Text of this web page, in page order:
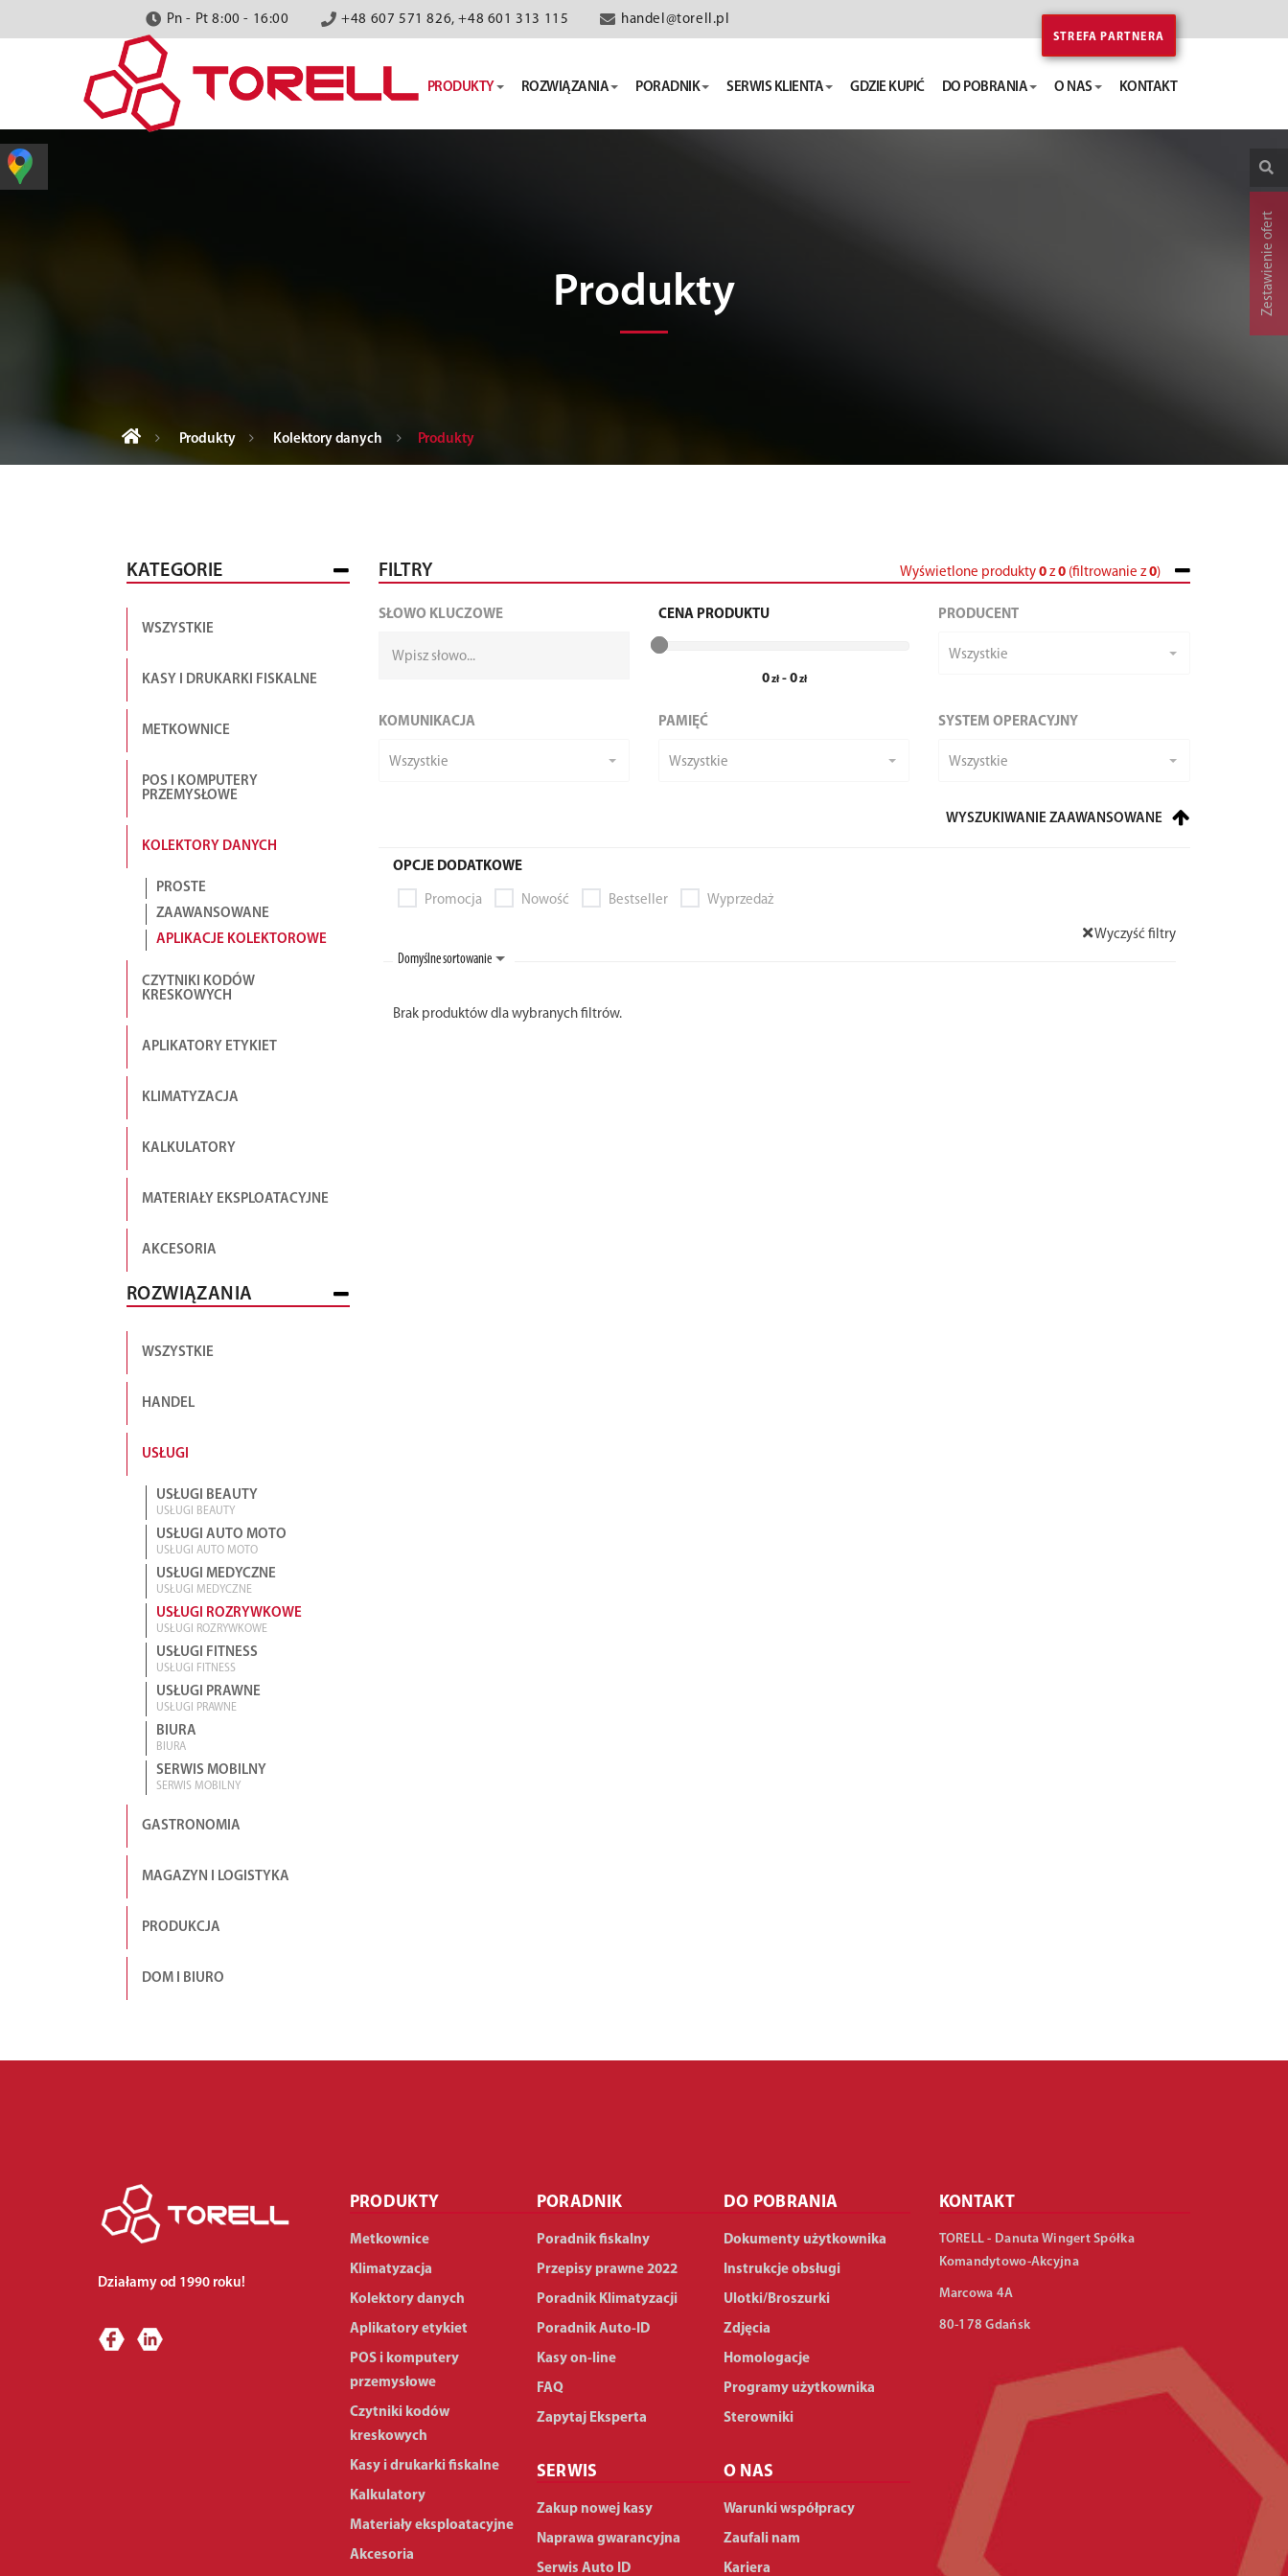
Pn - Pt 8:00 - 16:00 +48 607 571 826, +48 601 313 115 handel@torell.pl
STREFA PARTNERA
PRODUKTY ROZWIĄZANIA PORADNIK SERWIS KLIENTA GDZIE KUPIĆ DO POBRANIA O NAS KONTAKT
Produkty
Produkty Kolektory danych Produkty
KATEGORIE
WSZYSTKIE
KASY I DRUKARKI FISKALNE
METKOWNICE
POS I KOMPUTERY
PRZEMYSŁOWE
KOLEKTORY DANYCH
PROSTE
ZAAWANSOWANE
APLIKACJE KOLEKTOROWE
CZYTNIKI KODÓW
KRESKOWYCH
APLIKATORY ETYKIET
KLIMATYZACJA
KALKULATORY
MATERIAŁY EKSPLOATACYJNE
AKCESORIA
ROZWIĄZANIA
WSZYSTKIE
HANDEL
USŁUGI
USŁUGI BEAUTY
USŁUGI BEAUTY
USŁUGI AUTO MOTO
USŁUGI AUTO MOTO
USŁUGI MEDYCZNE
USŁUGI MEDYCZNE
USŁUGI ROZRYWKOWE
USŁUGI ROZRYWKOWE
USŁUGI FITNESS
USŁUGI FITNESS
USŁUGI PRAWNE
USŁUGI PRAWNE
BIURA
BIURA
SERWIS MOBILNY
SERWIS MOBILNY
GASTRONOMIA
MAGAZYN I LOGISTYKA
PRODUKCJA
DOM I BIURO
FILTRY Wyświetlone produkty 0 z0 (filtrowanie z0)
SŁOWO KLUCZOWE CENA PRODUKTU
0 - 0
PRODUCENT
Wszystkie
KOMUNIKACJA
Wszystkie
PAMIĘĆ
Wszystkie
SYSTEM OPERACYJNY
Wszystkie
WYSZUKIWANIE ZAAWANSOWANE
OPCJE DODATKOWE
Promocja Nowość Bestseller Wyprzedaż
Wyczyść filtry
Domyślne sortowanie
Brak produktów dla wybranych filtrów.
Działamy od 1990 roku!
PRODUKTY
Metkownice
Klimatyzacja
Kolektory danych
Aplikatory etykiet
POS i komputery
przemysłowe
Czytniki kodów
kreskowych
Kasy i drukarki fiskalne
Kalkulatory
Materiały eksploatacyjne
Akcesoria
PORADNIK
Poradnik fiskalny
Przepisy prawne 2022
Poradnik Klimatyzacji
Poradnik Auto-ID
Kasy on-line
FAQ
Zapytaj Eksperta
SERWIS
Zakup nowej kasy
Naprawa gwarancyjna
Serwis Auto ID
DO POBRANIA
Dokumenty użytkownika
Instrukcje obsługi
Ulotki/Broszurki
Zdjęcia
Homologacje
Programy użytkownika
Sterowniki
O NAS
Warunki współpracy
Zaufali nam
Kariera
KONTAKT
TORELL - Danuta Wingert Spółka
Komandytowo-Akcyjna
Marcowa 4A
80-178 Gdańsk
Zestawienie ofert